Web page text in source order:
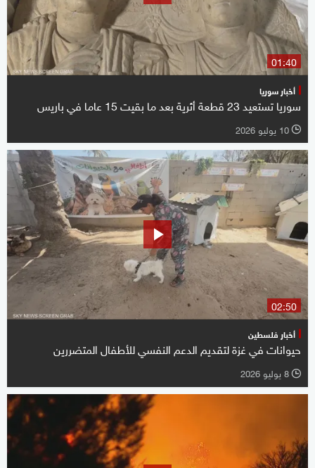
01:40
أخبار سوريا
سوريا تستعيد 23 قطعة أثرية بعد ما بقيت 15 عاما في باريس
l 10 يوليو 2026
02:50
أخبار فلسطين
حيوانات في غزة لتقديم الدعم النفسي للأطفال المتضررين
l 8 يوليو 2026